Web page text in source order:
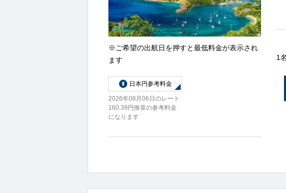
1
※ご希望の出航日を押すと最低料金が表示され
ます
日本円参考料金
2026年08月06日のレート
160.39円換算の参考料金
になります